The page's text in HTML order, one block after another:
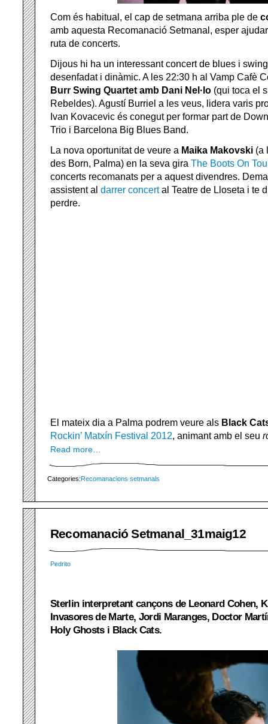
Com és habitual, el cap de setmana arriba ple de
amb aquesta Recomanació Setmanal, esper
ruta de concerts.
Dijous hi ha un interessant concert de blues i
desenfadat i dinàmic. A les 22:30 h al Vamp Cafè
Burr Swing Quartet amb Dani Nel·lo (qui toca el
Rebeldes). Agustí Burriel a les veus, lidera varis
Ivan Kovacevic és conegut per formar part de
Trio i Barcelona Big Blues Band.
La nova oportunitat de veure a Maika Makovski (a
des Born, Palma) en la seva gira The Boots On
concerts recomanats per a aquest divendres.
assistent al darrer concertal Teatre de Lloseta i te
perdre.
El mateix dia a Palma podrem veure als Black
Rockin’ Matxín Festival 2012, animant amb el seu
Read more…
Categories: Recomanacions setmanals
Recomanació Setmanal_31maig12
Pedrito
Sterlin interpretant cançons de Leonard Cohen,
Invasores de Marte, Jordi Maranges, Doctor
Holy Ghosts i Black Cats.